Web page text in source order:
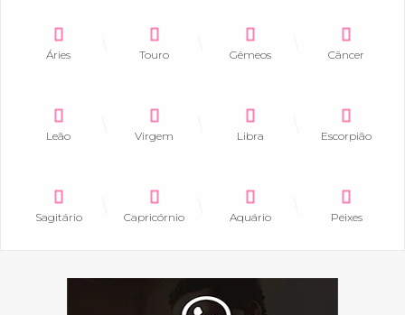
Áries Touro Gêmeos Câncer
Leão Virgem Libra Escorpião
Sagitário Capricórnio Aquário Peixes